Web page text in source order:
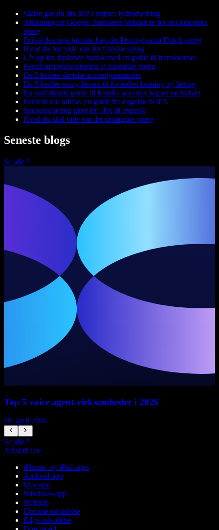
Sådan gør du din MP3 højere: lydforbedring
Afkodning af Google Translates vidundere for det kinesiske
sprog
Forstå den rige historie bag det Pennsylvania Dutch sprog
Hvad du bør vide om det franske sprog
Lås op for flydende fransk med en guide til franskkurser
Forstå mangfoldigheden af kinesiske sprog
De 5 bedste skotske accentgeneratorer
De 5 bedste essay-læsere til forbedret læsning og læring
En omfattende guide til franske accenter kopier og indsæt
Forbedr din udtale: en guide fra engelsk til IPA
Sprogindlæring gjort let: IPA til engelsk
Hvad du skal vide om det ukrainske sprog
Seneste blogs
Se alle
Top 5 voice agent-virksomheder i 2026
28. april 2026
Se alle
Tekst til tale
iPhone- og iPad-apps
Android-app
Mac-app
Windows-app
Webapp
Chrome-udvidelse
Edge-udvidelse